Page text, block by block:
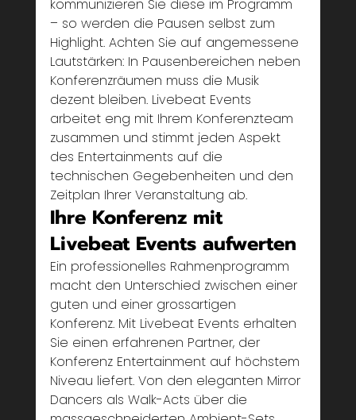
kommunizieren Sie diese im Programm
– so werden die Pausen selbst zum
Highlight. Achten Sie auf angemessene
Lautstärken: In Pausenbereichen neben
Konferenzräumen muss die Musik
dezent bleiben. Livebeat Events
arbeitet eng mit Ihrem Konferenzteam
zusammen und stimmt jeden Aspekt
des Entertainments auf die
technischen Gegebenheiten und den
Zeitplan Ihrer Veranstaltung ab.
Ihre Konferenz mit
Livebeat Events aufwerten
Ein professionelles Rahmenprogramm
macht den Unterschied zwischen einer
guten und einer grossartigen
Konferenz. Mit Livebeat Events erhalten
Sie einen erfahrenen Partner, der
Konferenz Entertainment auf höchstem
Niveau liefert. Von den eleganten Mirror
Dancers als Walk-Acts über die